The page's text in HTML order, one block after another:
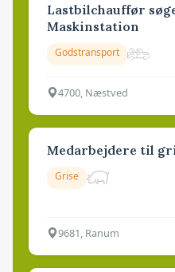
Lastbilchauffør
Maskinstation
Godstransport
4700, Næstved
Medarbejdere til
Grise
9681, Ranum